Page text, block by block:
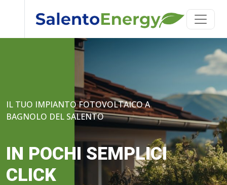
IL TUO IMPIANTO FOTOVOLTAICO A
BAGNOLO DEL SALENTO
IN POCHI SEMPLICI
CLICK